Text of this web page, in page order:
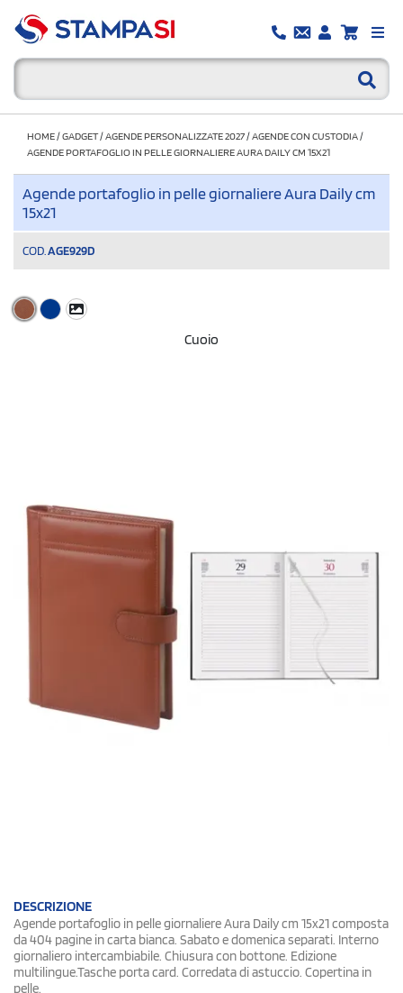
HOME/GADGET/AGENDE PERSONALIZZATE 2027/AGENDE CON CUSTODIA/
AGENDE PORTAFOGLIO IN PELLE GIORNALIERE AURA DAILY CM 15X21
Agende portafoglio in pelle giornaliere Aura Daily cm
15x21
COD. AGE929D
Cuoio
DESCRIZIONE
Agende portafoglio in pelle giornaliere Aura Daily cm 15x21 composta
da 404 pagine in carta bianca. Sabato e domenica separati. Interno
giornaliero intercambiabile. Chiusura con bottone. Edizione
multilingue.Tasche porta card. Corredata di astuccio. Copertina in
pelle.